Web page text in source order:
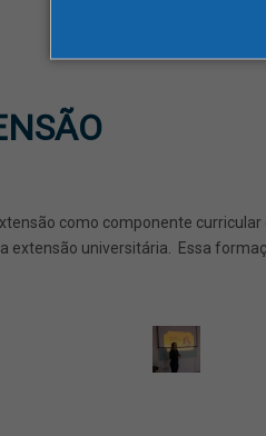
como componente
extensão universitária. Essa